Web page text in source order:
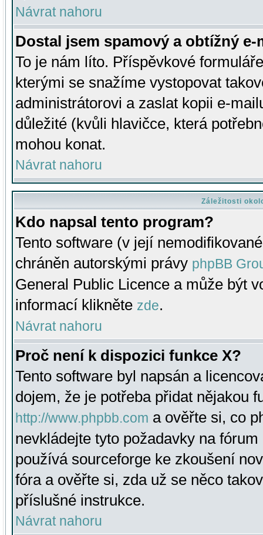
Návrat nahoru
Dostal jsem spamový a obtížný
To je nám líto. Příspěvkové
kterými se snažíme vystopovat
administrátorovi a zaslat kopii e-
důležité (kvůli hlavičce, která
mohou konat.
Návrat nahoru
Záležitosti
Kdo napsal tento program?
Tento software (v její
chráněn autorskými právy phpBB
General Public Licence a může být
informací klikněte zde.
Návrat nahoru
Proč není k dispozici funkce X?
Tento software byl napsán a
dojem, že je potřeba přidat nějakou
http://www.phpbb.com a ověřte si, co
nevkládejte tyto požadavky na
používá sourceforge ke zkoušení
fóra a ověřte si, zda už se něco
příslušné instrukce.
Návrat nahoru